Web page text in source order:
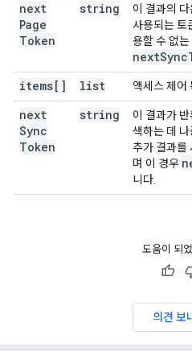
next
Page
Token
string
이 결과의
사용되는 토
용할 수 없
nextSync
items[] list 액세스 제어
next
Sync
Token
string
이 결과가
색하는 데
추가 결과를
며 이 경우
니다.
도움이 되
의견 보